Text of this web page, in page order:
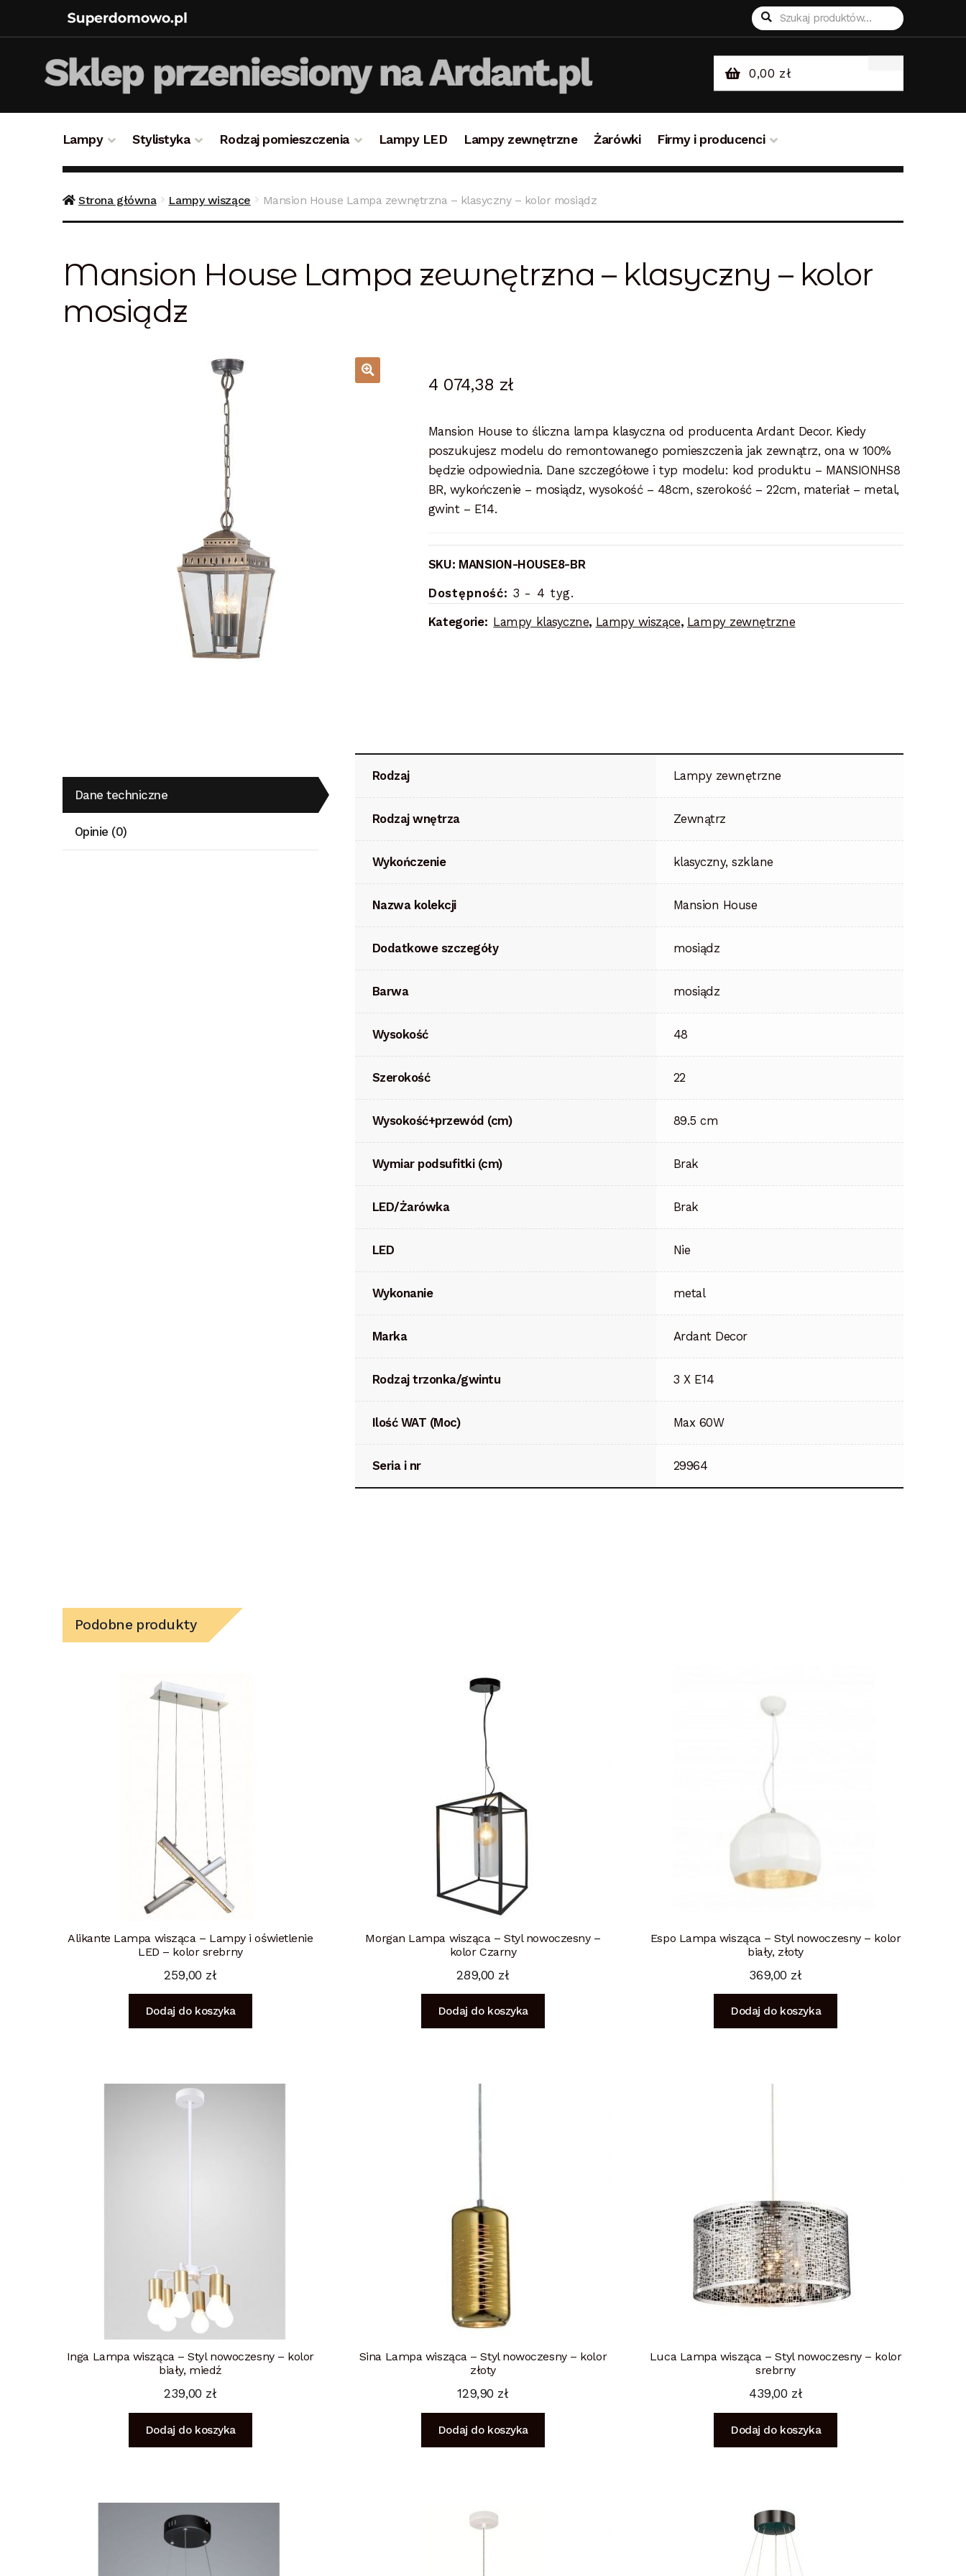
Szukaj:
Szukaj
0,00 zł
Lampy Stylistyka Rodzaj pomieszczenia Lampy LED Lampy zewnętrzne Żarówki Firmy i producenci
Strona główna Lampy wiszące Mansion House Lampa zewnętrzna – klasyczny – kolor mosiądz
Mansion House Lampa zewnętrzna – klasyczny – kolor
mosiądz
4 074,38 zł
Mansion House to śliczna lampa klasyczna od producenta Ardant Decor. Kiedy
poszukujesz modelu do remontowanego pomieszczenia jak zewnątrz, ona w 100%
będzie odpowiednia. Dane szczegółowe i typ modelu: kod produktu – MANSIONHS8
BR, wykończenie – mosiądz, wysokość – 48cm, szerokość – 22cm, materiał – metal,
gwint – E14.
SKU: MANSION-HOUSE8-BR
Dostępność: 3 - 4 tyg.
Kategorie: Lampy klasyczne, Lampy wiszące, Lampy zewnętrzne
Dane techniczne
Opinie (0)
Rodzaj Lampy zewnętrzne
Rodzaj wnętrza Zewnątrz
Wykończenie klasyczny, szklane
Nazwa kolekcji Mansion House
Dodatkowe szczegóły mosiądz
Barwa mosiądz
Wysokość 48
Szerokość 22
Wysokość+przewód (cm) 89.5 cm
Wymiar podsufitki (cm) Brak
LED/Żarówka Brak
LED Nie
Wykonanie metal
Marka Ardant Decor
Rodzaj trzonka/gwintu 3 X E14
Ilość WAT (Moc) Max 60W
Seria i nr 29964
Podobne produkty
Alikante Lampa wisząca – Lampy i oświetlenie
LED – kolor srebrny
259,00 zł
Dodaj do koszyka
Morgan Lampa wisząca – Styl nowoczesny –
kolor Czarny
289,00 zł
Dodaj do koszyka
Espo Lampa wisząca – Styl nowoczesny – kolor
biały, złoty
369,00 zł
Dodaj do koszyka
Inga Lampa wisząca – Styl nowoczesny – kolor
biały, miedź
239,00 zł
Dodaj do koszyka
Sina Lampa wisząca – Styl nowoczesny – kolor
złoty
129,90 zł
Dodaj do koszyka
Luca Lampa wisząca – Styl nowoczesny – kolor
srebrny
439,00 zł
Dodaj do koszyka